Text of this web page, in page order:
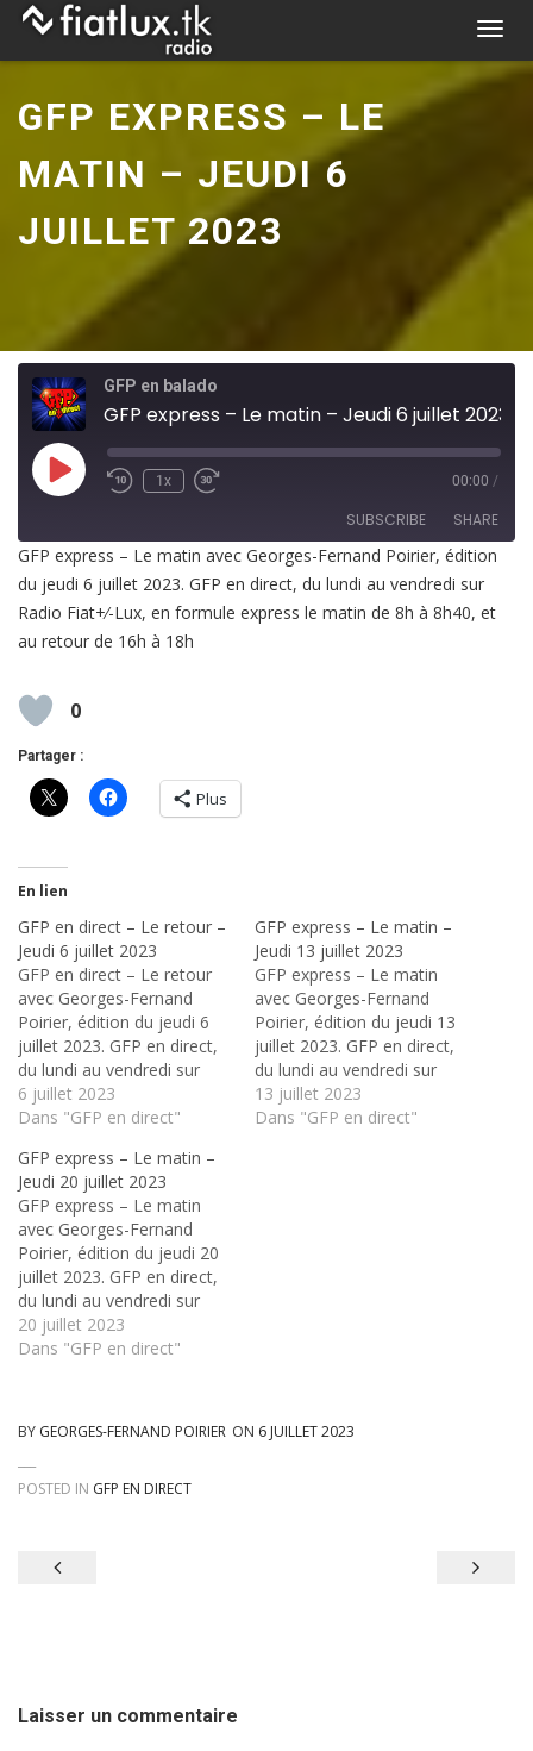
Skip
T
o
a
a
i
n
GFP EXPRESS – LE
MATIN – JEUDI 6
JUILLET 2023
GFP en balado
GFP express – Le matin – Jeudi 6 juillet 2023
Play
Episode
1x 00:00 /
SUBSCRIBE SHARE
RSS FEED
SHARE
LINK
GFP express – Le matin avec Georges-Fernand Poirier, édition
du jeudi 6 juillet 2023. GFP en direct, du lundi au vendredi sur
Radio Fiat+⁄-Lux, en formule express le matin de 8h à 8h40, et
au retour de 16h à 18h
0
Partager :
Plus
En lien
GFP en direct – Le retour –
Jeudi 6 juillet 2023
GFP en direct – Le retour
avec Georges-Fernand
Poirier, édition du jeudi 6
juillet 2023. GFP en direct,
du lundi au vendredi sur
Radio Fiat+⁄-Lux, en
formule express le matin
de 16h à 18h
6 juillet 2023
Dans "GFP en direct"
GFP express – Le matin –
Jeudi 13 juillet 2023
GFP express – Le matin
avec Georges-Fernand
Poirier, édition du jeudi 13
juillet 2023. GFP en direct,
du lundi au vendredi sur
Radio Fiat+⁄-Lux, en
formule express le matin
13 juillet 2023
Dans "GFP en direct"
GFP express – Le matin –
Jeudi 20 juillet 2023
GFP express – Le matin
avec Georges-Fernand
Poirier, édition du jeudi 20
juillet 2023. GFP en direct,
du lundi au vendredi sur
Radio Fiat+⁄-Lux, en
formule express le matin
20 juillet 2023
Dans "GFP en direct"
BY GEORGES-FERNAND POIRIER ON 6 JUILLET 2023
POSTED IN GFP EN DIRECT
Navigation
Laisser un commentaire